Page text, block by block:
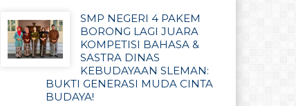
SMP NEGERI 4 PAKEM
BORONG LAGI JUARA
KOMPETISI BAHASA &
SASTRA DINAS
KEBUDAYAAN SLEMAN:
BUKTI GENERASI MUDA CINTA
BUDAYA!